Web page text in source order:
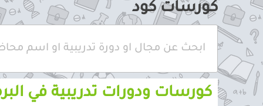
كورسات كود
كورسات ودورات تدريبية في